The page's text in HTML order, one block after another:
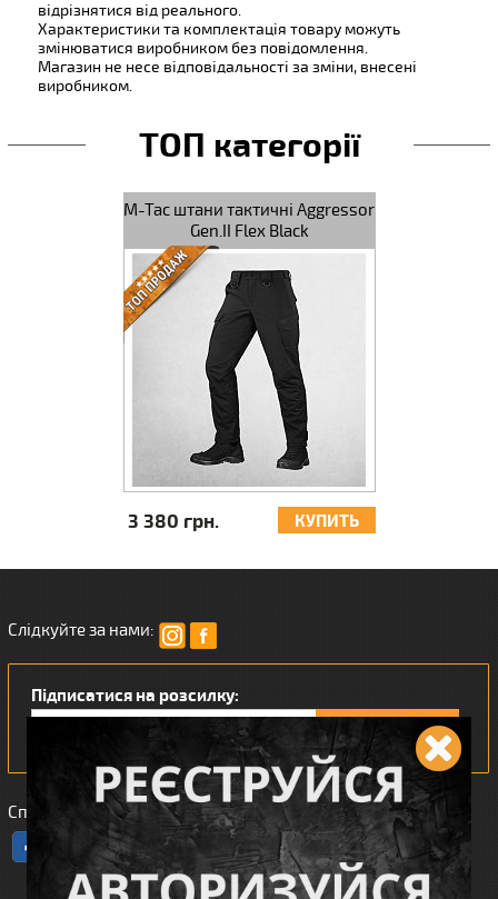
відрізнятися від реального.
Характеристики та комплектація товару можуть
змінюватися виробником без повідомлення.
Магазин не несе відповідальності за зміни, внесені
виробником.
ТОП категорії
M-Tac штани тактичні Aggressor
Gen.II Flex Black
3 380 грн. КУПИТЬ
Слідкуйте за нами:
Підписатися на розсилку:
Сподобався наш інтернет магазин?